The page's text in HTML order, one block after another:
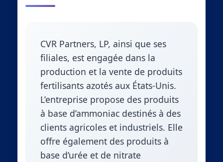
CVR Partners, LP, ainsi que ses
filiales, est engagée dans la
production et la vente de produits
fertilisants azotés aux États-Unis.
L’entreprise propose des produits
à base d’ammoniac destinés à des
clients agricoles et industriels. Elle
offre également des produits à
base d’urée et de nitrate